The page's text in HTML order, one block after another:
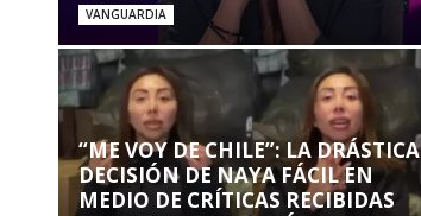
VANGUARDIA
“ME VOY DE CHILE”: LA DRÁSTICA
DECISIÓN DE NAYA FÁCIL EN
MEDIO DE CRÍTICAS RECIBIDAS